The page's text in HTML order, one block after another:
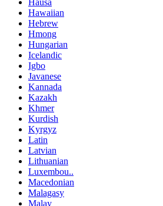
Hausa
Hawaiian
Hebrew
Hmong
Hungarian
Icelandic
Igbo
Javanese
Kannada
Kazakh
Khmer
Kurdish
Kyrgyz
Latin
Latvian
Lithuanian
Luxembou..
Macedonian
Malagasy
Malay